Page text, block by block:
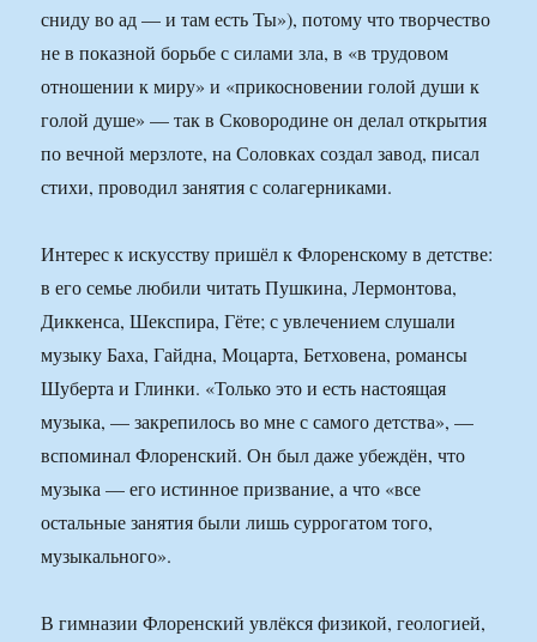
сниду во ад — и там есть Ты»), потому что творчество
не в показной борьбе с силами зла, в «в трудовом
отношении к миру» и «прикосновении голой души к
голой душе» — так в Сковородине он делал открытия
по вечной мерзлоте, на Соловках создал завод, писал
стихи, проводил занятия с солагерниками.
Интерес к искусству пришёл к Флоренскому в детстве:
в его семье любили читать Пушкина, Лермонтова,
Диккенса, Шекспира, Гёте; с увлечением слушали
музыку Баха, Гайдна, Моцарта, Бетховена, романсы
Шуберта и Глинки. «Только это и есть настоящая
музыка, — закрепилось во мне с самого детства», —
вспоминал Флоренский. Он был даже убеждён, что
музыка — его истинное призвание, а что «все
остальные занятия были лишь суррогатом того,
музыкального».
В гимназии Флоренский увлёкся физикой, геологией,